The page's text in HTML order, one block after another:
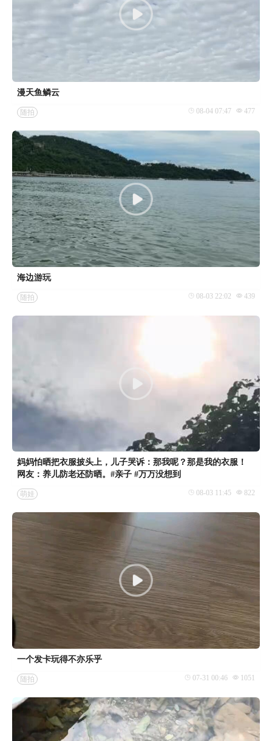
漫天鱼鳞云
随拍 08-04 07:47 477
海边游玩
随拍 08-03 22:02 439
妈妈怕晒把衣服披头上，儿子哭诉：那我呢？那是我的衣服！
网友：养儿防老还防晒。#亲子 #万万没想到
萌娃 08-03 11:45 822
一个发卡玩得不亦乐乎
随拍 07-31 00:46 1051